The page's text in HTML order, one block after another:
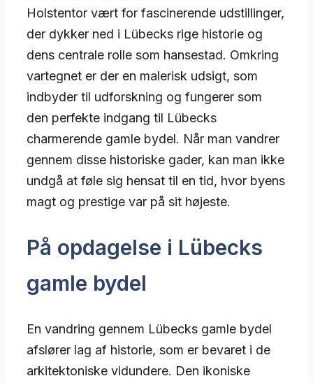
Holstentor vært for fascinerende udstillinger,
der dykker ned i Lübecks rige historie og
dens centrale rolle som hansestad. Omkring
vartegnet er der en malerisk udsigt, som
indbyder til udforskning og fungerer som
den perfekte indgang til Lübecks
charmerende gamle bydel. Når man vandrer
gennem disse historiske gader, kan man ikke
undgå at føle sig hensat til en tid, hvor byens
magt og prestige var på sit højeste.
På opdagelse i Lübecks
gamle bydel
En vandring gennem Lübecks gamle bydel
afslører lag af historie, som er bevaret i de
arkitektoniske vidundere. Den ikoniske